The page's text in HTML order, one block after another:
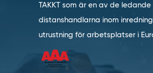
TAKKT som är en av de ledande
distanshandlarna inom
utrustning för arbetsplatser i